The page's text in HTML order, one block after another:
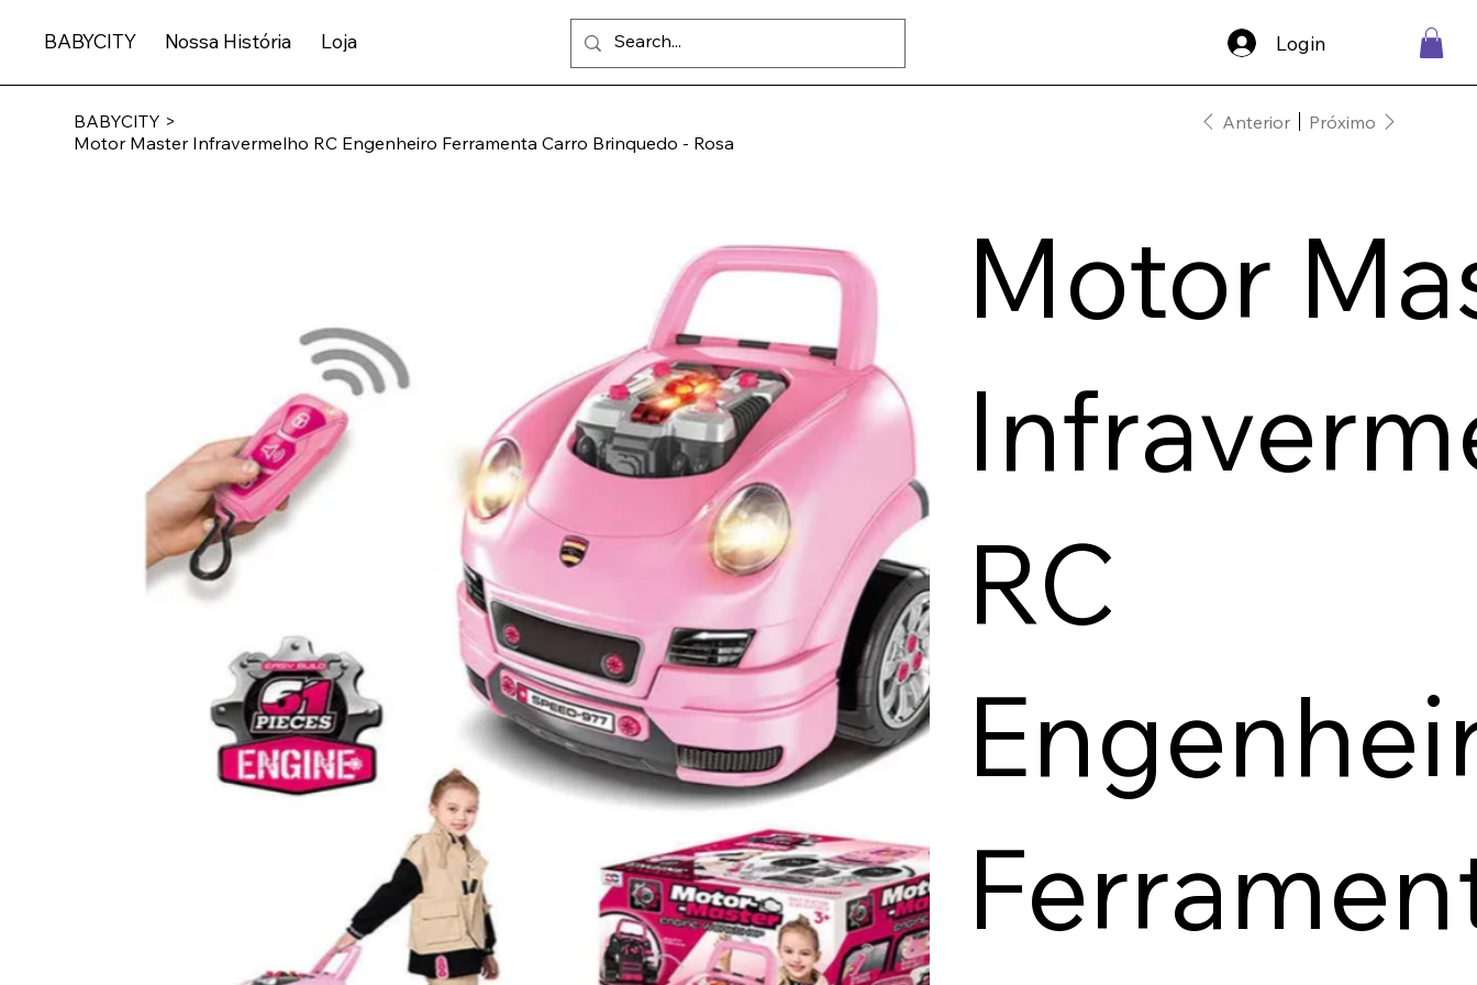
BABYCITY Nossa História Loja Login
BABYCITY >
Motor Master Infravermelho RC Engenheiro Ferramenta Carro Brinquedo - Rosa
Anterior Próximo
Motor
RC